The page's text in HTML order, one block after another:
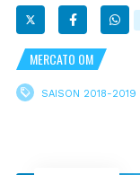
MERCATO OM
SAISON 2018-2019